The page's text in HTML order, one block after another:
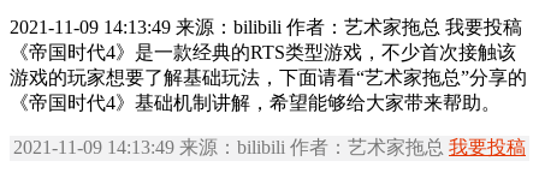
2021-11-09 14:13:49 来源：bilibili 作者：艺术家拖总 我要投稿
《帝国时代4》是一款经典的RTS类型游戏，不少首次接触该
游戏的玩家想要了解基础玩法，下面请看“艺术家拖总”分享的
《帝国时代4》基础机制讲解，希望能够给大家带来帮助。
2021-11-09 14:13:49 来源：bilibili 作者：艺术家拖总 我要投稿